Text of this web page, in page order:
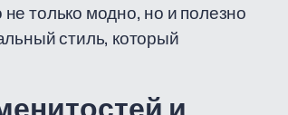
только модно, но и полезно
стиль, который